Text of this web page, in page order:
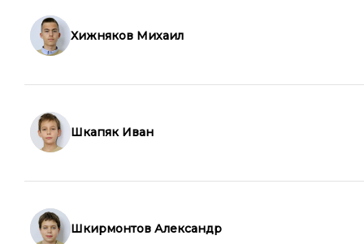
Хижняков Михаил
Шкапяк Иван
Шкирмонтов Александр